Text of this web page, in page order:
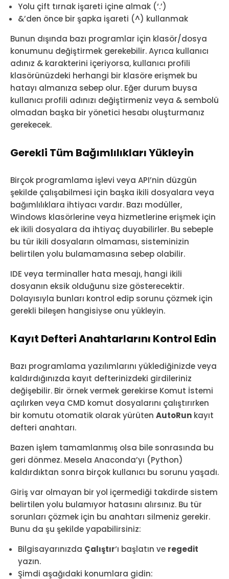
Yolu çift tırnak işareti içine almak (‘.’)
&’den önce bir şapka işareti (^) kullanmak
Bunun dışında bazı programlar için klasör/dosya
konumunu değiştirmek gerekebilir. Ayrıca kullanıcı
adınız & karakterini içeriyorsa, kullanıcı profili
klasörünüzdeki herhangi bir klasöre erişmek bu
hatayı almanıza sebep olur. Eğer durum buysa
kullanıcı profili adınızı değiştirmeniz veya & sembolü
olmadan başka bir yönetici hesabı oluşturmanız
gerekecek.
Gerekli Tüm Bağımlılıkları Yükleyin
Birçok programlama işlevi veya API’nin düzgün
şekilde çalışabilmesi için başka ikili dosyalara veya
bağımlılıklara ihtiyacı vardır. Bazı modüller,
Windows klasörlerine veya hizmetlerine erişmek için
ek ikili dosyalara da ihtiyaç duyabilirler. Bu sebeple
bu tür ikili dosyaların olmaması, sisteminizin
belirtilen yolu bulamamasına sebep olabilir.
IDE veya terminaller hata mesajı, hangi ikili
dosyanın eksik olduğunu size gösterecektir.
Dolayısıyla bunları kontrol edip sorunu çözmek için
gerekli bileşen hangisiyse onu yükleyin.
Kayıt Defteri Anahtarlarını Kontrol Edin
Bazı programlama yazılımlarını yüklediğinizde veya
kaldırdığınızda kayıt defterinizdeki girdileriniz
değişebilir. Bir örnek vermek gerekirse Komut İstemi
açılırken veya CMD komut dosyalarını çalıştırırken
bir komutu otomatik olarak yürüten AutoRun kayıt
defteri anahtarı.
Bazen işlem tamamlanmış olsa bile sonrasında bu
geri dönmez. Mesela Anaconda’yı (Python)
kaldırdıktan sonra birçok kullanıcı bu sorunu yaşadı.
Giriş var olmayan bir yol içermediği takdirde sistem
belirtilen yolu bulamıyor hatasını alırsınız. Bu tür
sorunları çözmek için bu anahtarı silmeniz gerekir.
Bunu da şu şekilde yapabilirsiniz:
Bilgisayarınızda Çalıştır‘ı başlatın ve regedit
yazın.
Şimdi aşağıdaki konumlara gidin: